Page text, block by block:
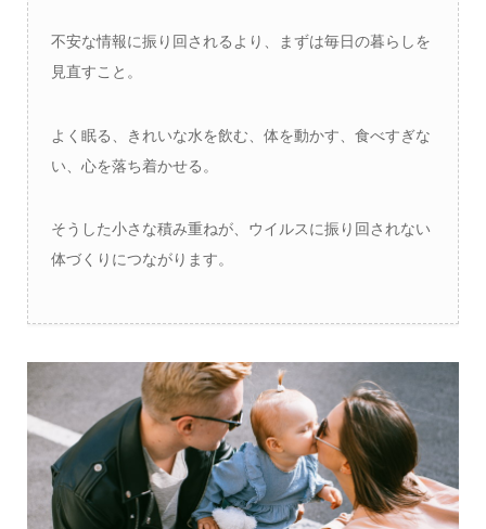
不安な情報に振り回されるより、まずは毎日の暮らしを
見直すこと。
よく眠る、きれいな水を飲む、体を動かす、食べすぎな
い、心を落ち着かせる。
そうした小さな積み重ねが、ウイルスに振り回されない
体づくりにつながります。